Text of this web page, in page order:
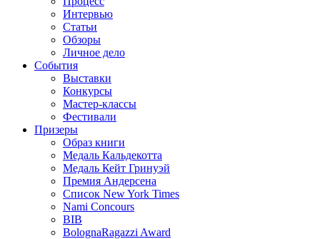
Интервью
Статьи
Обзоры
Личное дело
События
Выставки
Конкурсы
Мастер-классы
Фестивали
Призеры
Образ книги
Медаль Кальдекотта
Медаль Кейт Гринуэй
Премия Андерсена
Список New York Times
Nami Concours
BIB
BolognaRagazzi Award